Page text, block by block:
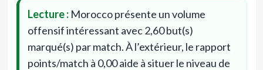
Lecture :Morocco présente un volume
offensif intéressant avec 2,60 but(s)
marqué(s) par match. À l’extérieur, le rapport
points/match à 0,00 aide à situer le niveau de